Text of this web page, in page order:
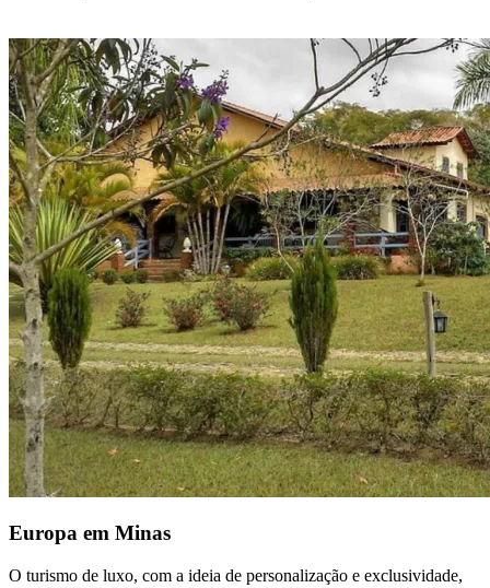
Europa em Minas
O turismo de luxo, com a ideia de personalização e exclusividade,